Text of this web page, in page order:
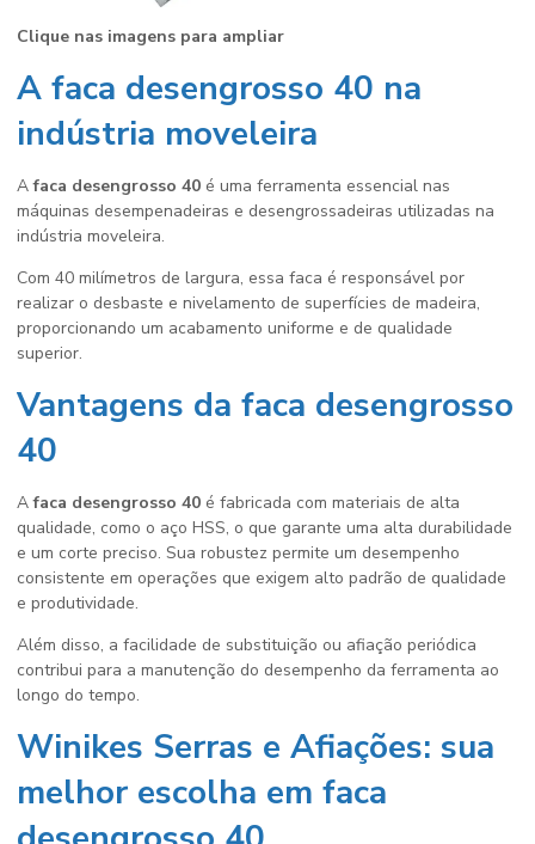
Clique nas imagens para ampliar
A faca desengrosso 40 na
indústria moveleira
Afaca desengrosso 40 é uma ferramenta essencial nas
máquinas desempenadeiras e desengrossadeiras utilizadas na
indústria moveleira.
Com 40 milímetros de largura, essa faca é responsável por
realizar o desbaste e nivelamento de superfícies de madeira,
proporcionando um acabamento uniforme e de qualidade
superior.
Vantagens da faca desengrosso
40
Afaca desengrosso 40 é fabricada com materiais de alta
qualidade, como o aço HSS, o que garante uma alta durabilidade
e um corte preciso. Sua robustez permite um desempenho
consistente em operações que exigem alto padrão de qualidade
e produtividade.
Além disso, a facilidade de substituição ou afiação periódica
contribui para a manutenção do desempenho da ferramenta ao
longo do tempo.
Winikes Serras e Afiações: sua
melhor escolha em faca